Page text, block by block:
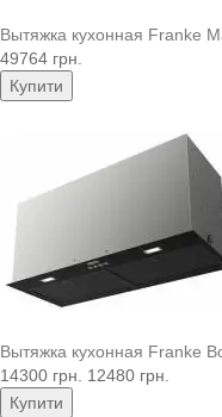
Вытяжка кухонная Franke
49764 грн.
Купити
Вытяжка кухонная Franke
14300 грн.
12480 грн.
Купити